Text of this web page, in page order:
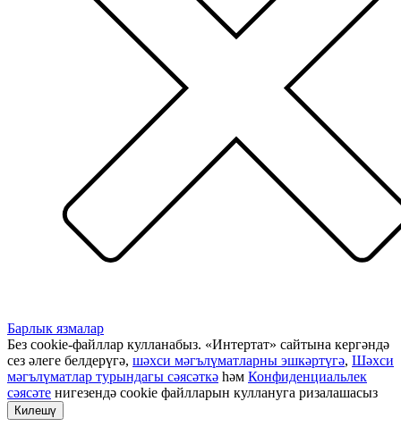
Барлык язмалар
Без cookie-файллар кулланабыз. «Интертат» сайтына кергәндә
сез әлеге белдерүгә, шәхси мәгълүматларны эшкәртүгә, Шәхси
мәгълүматлар турындагы сәясәткә һәм Конфиденциальлек
сәясәте нигезендә cookie файлларын куллануга ризалашасыз
Килешү